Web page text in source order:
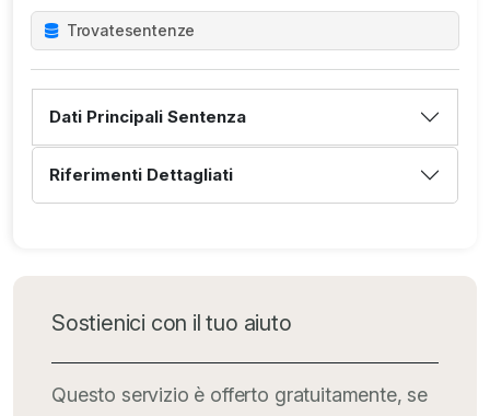
Trovatesentenze
Dati Principali Sentenza
Riferimenti Dettagliati
Sostienici con il tuo aiuto
Questo servizio è offerto gratuitamente, se